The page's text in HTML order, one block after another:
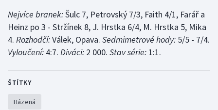
Ostatní
Nejvíce branek:Šulc 7, Petrovský 7/3, Faith 4/1, Farář a
Heinz po 3 - Stržínek 8, J. Hrstka 6/4, M. Hrstka 5, Mika
4. Rozhodčí:Válek, Opava. Sedmimetrové hody: 5/5 - 7/4.
Vyloučení: 4:7. Diváci: 2 000. Stav série: 1:1.
ŠTÍTKY
Házená